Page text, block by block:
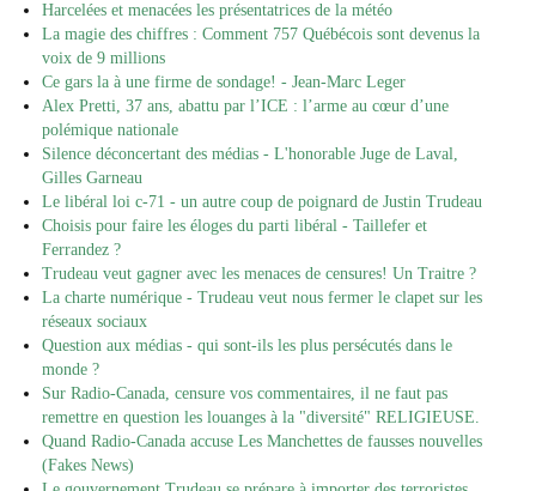
Harcelées et menacées les présentatrices de la météo
La magie des chiffres : Comment 757 Québécois sont devenus la
voix de 9 millions
Ce gars la à une firme de sondage! - Jean-Marc Leger
Alex Pretti, 37 ans, abattu par l’ICE : l’arme au cœur d’une
polémique nationale
Silence déconcertant des médias - L'honorable Juge de Laval,
Gilles Garneau
Le libéral loi c-71 - un autre coup de poignard de Justin Trudeau
Choisis pour faire les éloges du parti libéral - Taillefer et
Ferrandez ?
Trudeau veut gagner avec les menaces de censures! Un Traitre ?
La charte numérique - Trudeau veut nous fermer le clapet sur les
réseaux sociaux
Question aux médias - qui sont-ils les plus persécutés dans le
monde ?
Sur Radio-Canada, censure vos commentaires, il ne faut pas
remettre en question les louanges à la "diversité" RELIGIEUSE.
Quand Radio-Canada accuse Les Manchettes de fausses nouvelles
(Fakes News)